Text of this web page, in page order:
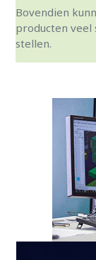
Bovendien
producten
stellen.